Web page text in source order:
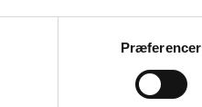
Præferencer
OMSÆTNING
kr. 0 - 1.500.000